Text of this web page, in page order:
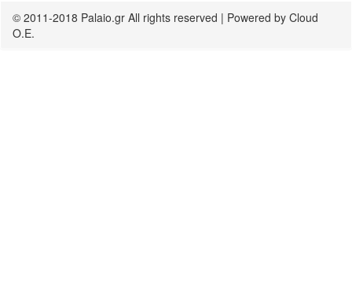
© 2011-2018 Palaio.gr All rights reserved | Powered by Cloud
O.E.